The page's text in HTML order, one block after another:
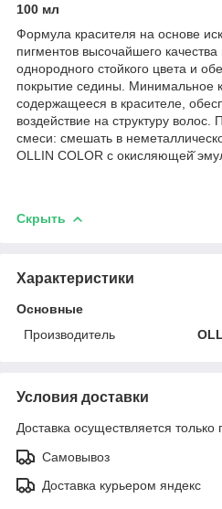
100 мл
Формула красителя на основе
пигментов высочайшего
однородного стойкого цвета и
покрытие седины. Минимальное
содержащееся в красителе,
воздействие на структуру
смеси: смешать в
OLLIN COLOR с окисляющей̆
Скрыть
Характеристики
Основные
Производитель
Условия доставки
Доставка осуществляется только
Самовывоз
Доставка курьером яндекс